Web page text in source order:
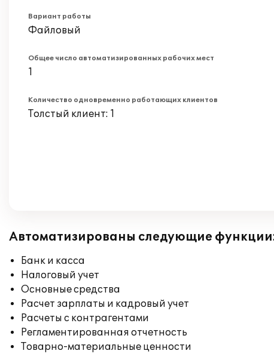
Вариант работы
Файловый
Общее число автоматизированных рабочих мест
1
Количество одновременно работающих клиентов
Толстый клиент: 1
Автоматизированы следующие
Банк и касса
Налоговый учет
Основные средства
Расчет зарплаты и кадровый учет
Расчеты с контрагентами
Регламентированная отчетность
Товарно-материальные ценности